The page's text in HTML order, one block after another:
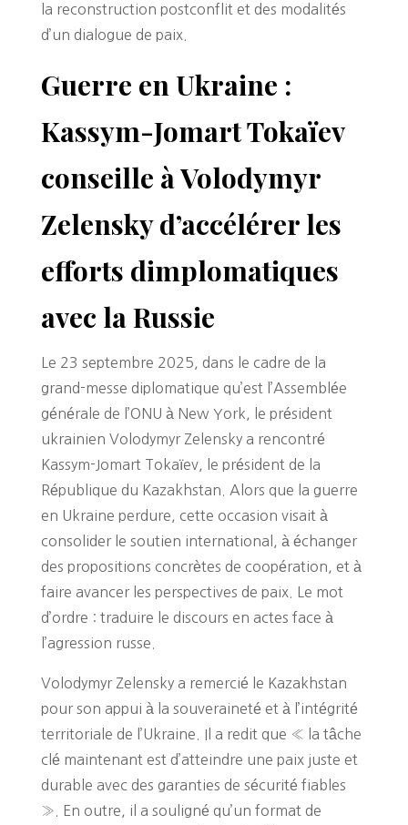
la reconstruction postconflit et des modalités
d’un dialogue de paix.
Guerre en Ukraine :
Kassym-Jomart Tokaïev
conseille à Volodymyr
Zelensky d’accélérer les
efforts dimplomatiques
avec la Russie
Le 23 septembre 2025, dans le cadre de la
grand-messe diplomatique qu’est l’Assemblée
générale de l’ONU à New York, le président
ukrainien Volodymyr Zelensky a rencontré
Kassym-Jomart Tokaïev, le président de la
République du Kazakhstan. Alors que la guerre
en Ukraine perdure, cette occasion visait à
consolider le soutien international, à échanger
des propositions concrètes de coopération, et à
faire avancer les perspectives de paix. Le mot
d’ordre : traduire le discours en actes face à
l’agression russe.
Volodymyr Zelensky a remercié le Kazakhstan
pour son appui à la souveraineté et à l’intégrité
territoriale de l’Ukraine. Il a redit que « la tâche
clé maintenant est d’atteindre une paix juste et
durable avec des garanties de sécurité fiables
». En outre, il a souligné qu’un format de